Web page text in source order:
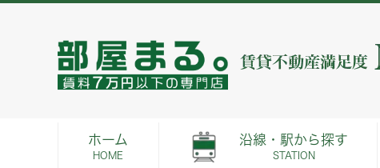
ホーム
HOME
沿線・駅から探す
STATION